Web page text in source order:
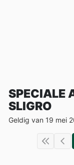
SPECIALE
SLIGRO
Geldig van 19 mei